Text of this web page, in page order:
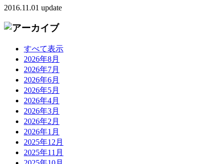
2016.11.01 update
すべて表示
2026年8月
2026年7月
2026年6月
2026年5月
2026年4月
2026年3月
2026年2月
2026年1月
2025年12月
2025年11月